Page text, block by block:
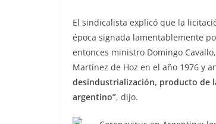
El sindicalista explicó que la
época signada lamentablemente
entonces ministro Domingo
Martínez de Hoz en el año 1976 y
desindustrialización, producto de
argentino”, dijo.